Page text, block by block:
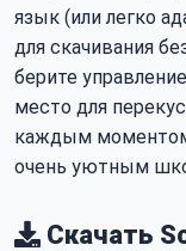
язык (или легко
для скачивания
берите
место для
каждым
очень уютным
Скачать